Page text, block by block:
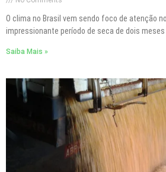
O clima no Brasil vem sendo foco de atenção
impressionante período de seca de dois
Saiba Mais »